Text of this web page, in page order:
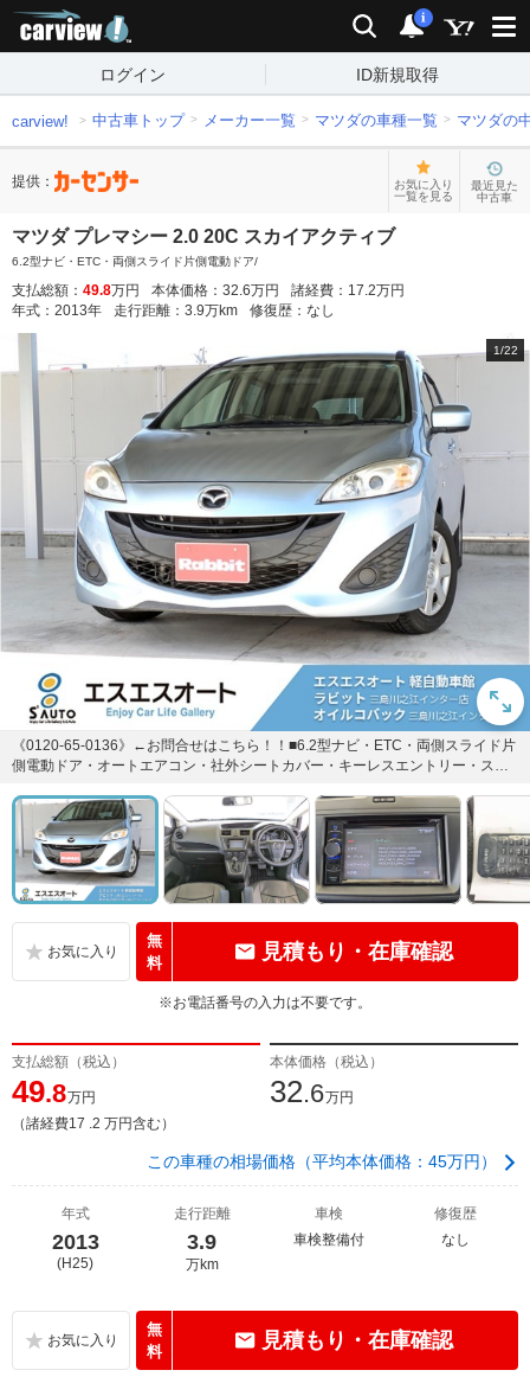
検索 通知
i
ログイン ID新規取得
carview! 中古車トップ メーカー一覧 マツダの車種一覧 マツダの
提供：
お気に入り
一覧を見る
最近見た
中古車
マツダ プレマシー 2.0 20C スカイアクティブ
6.2型ナビ・ETC・両側スライド片側電動ドア/
支払総額： 49.8万円 本体価格： 32.6万円 諸経費： 17.2万円
年式： 2013年 走行距離： 3.9万km 修復歴： なし
1/22
《0120-65-0136》←お問合せはこちら！！■6.2型ナビ・ETC・両側スライド片
側電動ドア・オートエアコン・社外シートカバー・キーレスエントリー・スペ
無
料
見積もり・在庫確認
※お電話番号の入力は不要です。
支払総額（税込）
49.8万円
（諸経費17 .2 万円含む）
本体価格（税込）
32.6万円
この車種の相場価格（平均本体価格：45万円）
年式
2013
(H25)
走行距離
3.9
万km
車検
車検整備付
修復歴
なし
無
料
見積もり・在庫確認